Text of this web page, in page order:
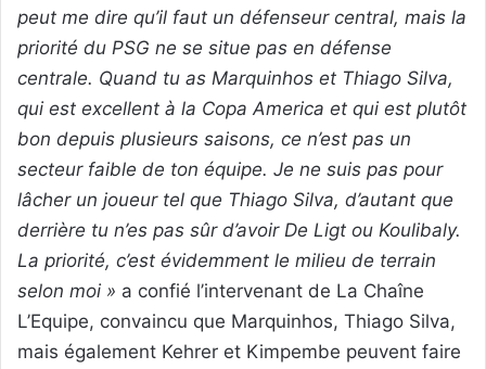
peut me dire qu’il faut un défenseur central, mais la
priorité du PSG ne se situe pas en défense
centrale. Quand tu as Marquinhos et Thiago Silva,
qui est excellent à la Copa America et qui est plutôt
bon depuis plusieurs saisons, ce n’est pas un
secteur faible de ton équipe. Je ne suis pas pour
lâcher un joueur tel que Thiago Silva, d’autant que
derrière tu n’es pas sûr d’avoir De Ligt ou Koulibaly.
La priorité, c’est évidemment le milieu de terrain
selon moi » a confié l’intervenant de La Chaîne
L’Equipe, convaincu que Marquinhos, Thiago Silva,
mais également Kehrer et Kimpembe peuvent faire